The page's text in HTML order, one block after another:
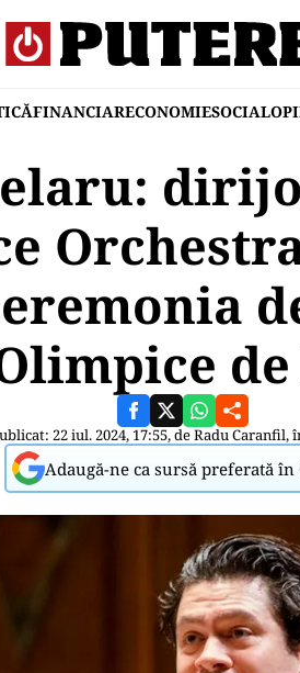
FINANCIARECONOMIESOCIAL
de
22 iul. 2024, 17:55, deRadu Caranfil,
Adaugă-ne ca sursă preferată în